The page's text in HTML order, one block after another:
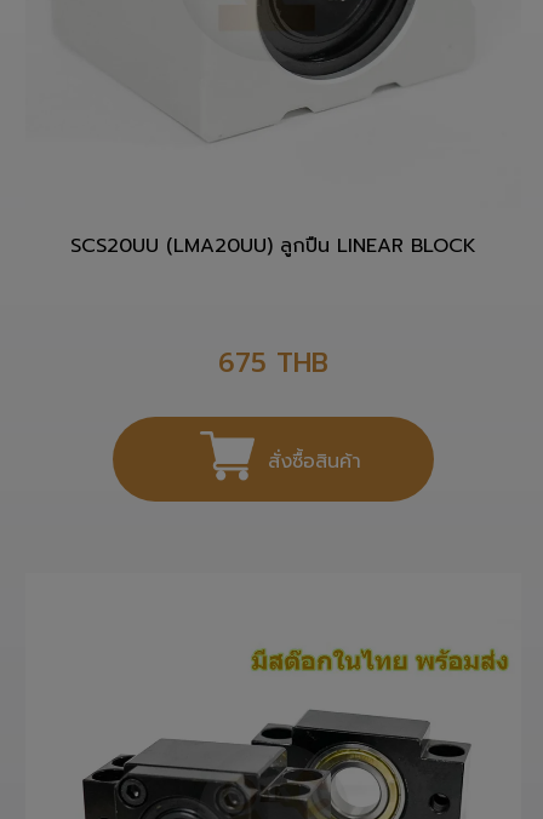
SCS20UU (LMA20UU) ลูกปืน LINEAR BLOCK
675 THB
สั่งซื้อสินค้า